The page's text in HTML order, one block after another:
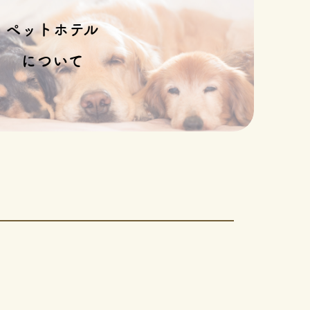
ペットホテル
について